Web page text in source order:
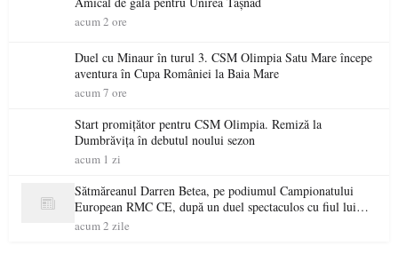
acum 2 ore
Duel cu Minaur în turul 3. CSM Olimpia Satu Mare începe
aventura în Cupa României la Baia Mare
acum 7 ore
Start promițător pentru CSM Olimpia. Remiză la
Dumbrăvița în debutul noului sezon
acum 1 zi
Sătmăreanul Darren Betea, pe podiumul Campionatului
European RMC CE, după un duel spectaculos cu fiul lui
Kimi Räikkönen
acum 2 zile